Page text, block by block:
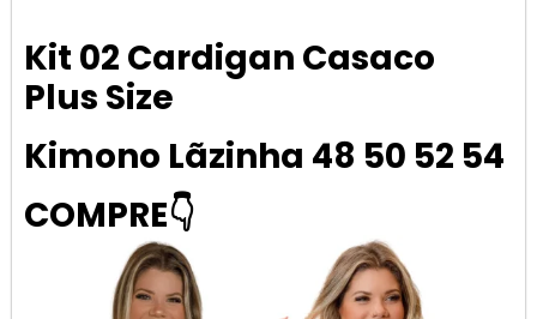
Kit 02 Cardigan Casaco
Plus Size
Kimono Lãzinha 48 50 52 54
COMPRE👇